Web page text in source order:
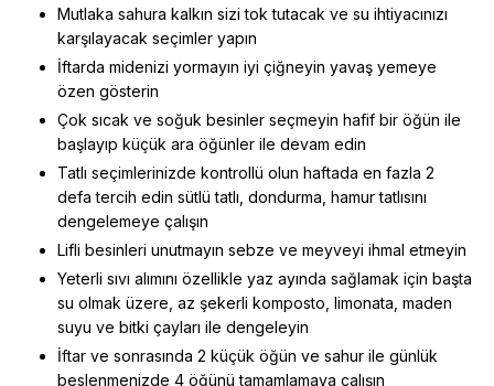
Mutlaka sahura kalkın sizi tok tutacak ve su ihtiyacınızı
karşılayacak seçimler yapın
İftarda midenizi yormayın iyi çiğneyin yavaş yemeye
özen gösterin
Çok sıcak ve soğuk besinler seçmeyin hafif bir öğün ile
başlayıp küçük ara öğünler ile devam edin
Tatlı seçimlerinizde kontrollü olun haftada en fazla 2
defa tercih edin sütlü tatlı, dondurma, hamur tatlısını
dengelemeye çalışın
Lifli besinleri unutmayın sebze ve meyveyi ihmal etmeyin
Yeterli sıvı alımını özellikle yaz ayında sağlamak için başta
su olmak üzere, az şekerli komposto, limonata, maden
suyu ve bitki çayları ile dengeleyin
İftar ve sonrasında 2 küçük öğün ve sahur ile günlük
beslenmenizde 4 öğünü tamamlamaya çalışın